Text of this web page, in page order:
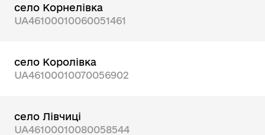
село Корнелівка
UA46100010060051461
село Королівка
UA46100010070056902
село Лівчиці
UA46100010080058544